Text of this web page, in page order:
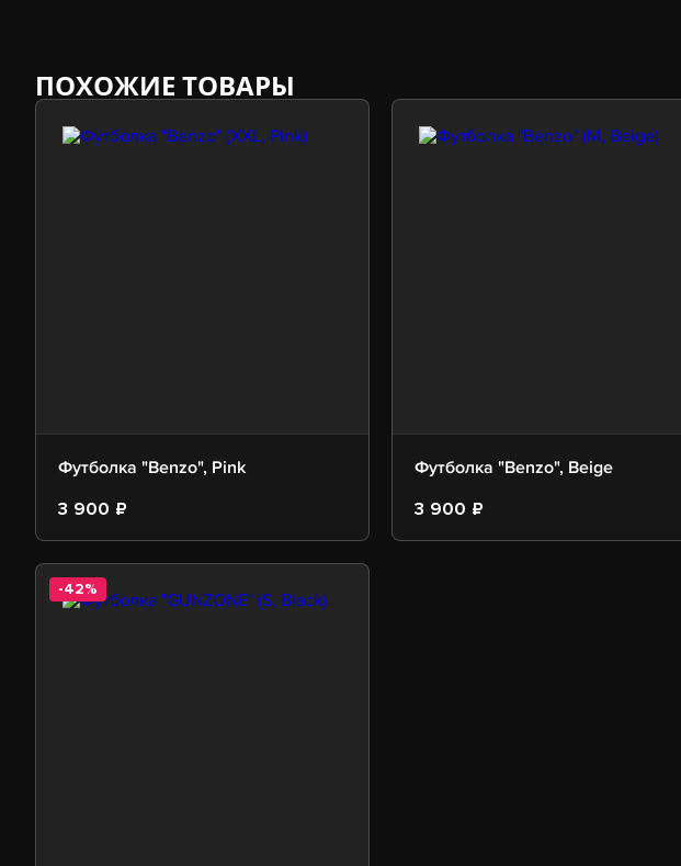
ПОХОЖИЕ ТОВАРЫ
Футболка "Benzo", Pink
3 900 ₽
Футболка "Benzo", Beige
3 900 ₽
-42%